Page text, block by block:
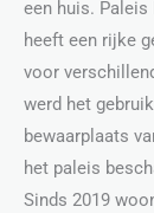
een huis.
heeft een rijke
voor
werd het
bewaarplaats
het paleis
Sinds 2019